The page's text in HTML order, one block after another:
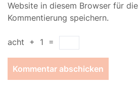
Website in diesem Browser für
Kommentierung speichern.
acht + 1 =